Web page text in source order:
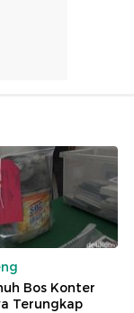
Bos Konter
Terungkap